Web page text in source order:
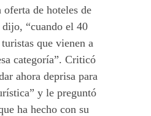
de hoteles de
“cuando el 40
que vienen a
categoría”. Criticó
ahora deprisa para
y le preguntó
ha hecho con su